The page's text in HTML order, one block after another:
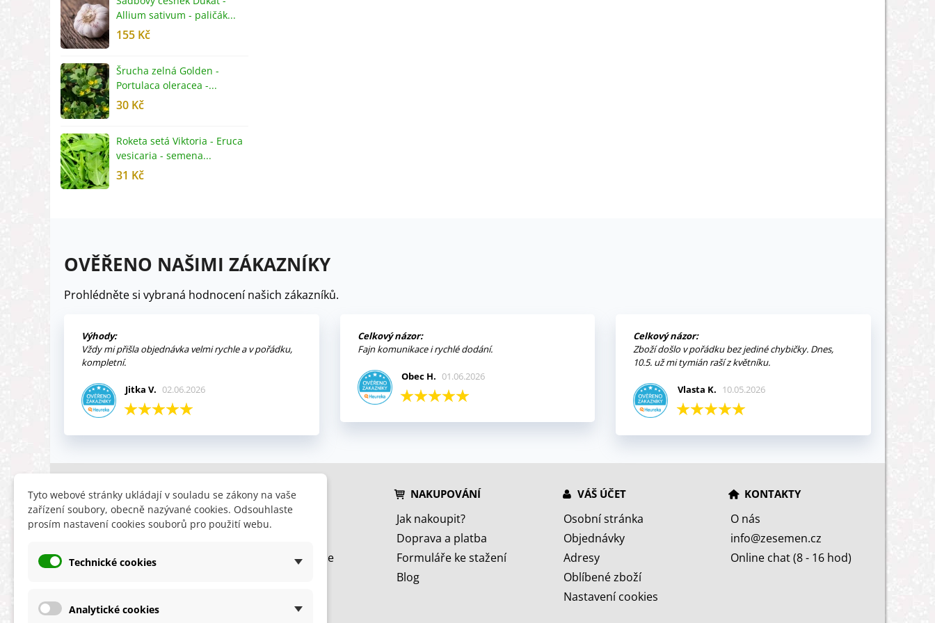
Allium sativum - paličák...
155 Kč
Šrucha zelná Golden -
Portulaca oleracea -...
30 Kč
Roketa setá Viktoria - Eruca
vesicaria - semena...
31 Kč
OVĚŘENO NAŠIMI ZÁKAZNÍKY
Prohlédněte si vybraná hodnocení našich zákazníků.
Výhody:
Vždy mi přišla objednávka velmi rychle a v pořádku,
kompletní.
Jitka V. 02.06.2026
Celkový názor:
Fajn komunikace i rychlé dodání.
Obec H. 01.06.2026
Celkový názor:
Zboží došlo v pořádku bez jediné chybičky. Dnes,
10.5. už mi tymián raší z květníku.
Vlasta K. 10.05.2026
INFORMACE
Obchodní podmínky
Ochrana osobních údajů
HLEDÁTE
Slevy
Nyní doporučujeme
NAKUPOVÁNÍ
Jak nakoupit?
Doprava a platba
Formuláře ke stažení
Blog
VÁŠ ÚČET
Osobní stránka
Objednávky
Adresy
Oblíbené zboží
Nastavení cookies
KONTAKTY
O nás
info@zesemen.cz
Online chat (8 - 16 hod)
Tyto webové stránky ukládají v souladu se zákony na vaše
zařízení soubory, obecně nazývané cookies. Odsouhlaste
prosím nastavení cookies souborů pro použití webu.
Technické cookies
Analytické cookies